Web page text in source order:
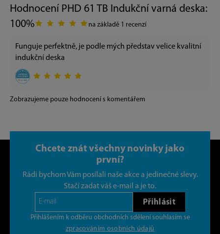
Hodnocení PHD 61 TB Indukční varná deska:
100%
na základě 1 recenzí
Funguje perfektně, je podle mých představ velice kvalitní
indukční deska
Zobrazujeme pouze hodnocení s komentářem
Chcete znát všechny novinky jako
první?
Rádi bychom Vám posílali naše akce a jedinečné slevy.
Stačí zadat váš e-mail a je to.
Přihlásit
Přihlášením k odběru obchodních sdělení souhlasím se
zpracováním osobních údajů